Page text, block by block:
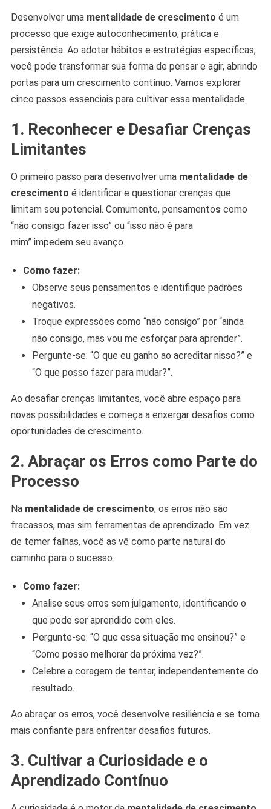
Desenvolver uma mentalidade de crescimento é um
processo que exige autoconhecimento, prática e
persistência. Ao adotar hábitos e estratégias específicas,
você pode transformar sua forma de pensar e agir, abrindo
portas para um crescimento contínuo. Vamos explorar
cinco passos essenciais para cultivar essa mentalidade.
1. Reconhecer e Desafiar Crenças
Limitantes
O primeiro passo para desenvolver uma mentalidade de
crescimento é identificar e questionar crenças que
limitam seu potencial. Comumente, pensamentoscomo
“não consigo fazer isso” ou “isso não é para
mim” impedem seu avanço.
Como fazer:
Observe seus pensamentos e identifique padrões
negativos.
Troque expressões como “não consigo” por “ainda
não consigo, mas vou me esforçar para aprender”.
Pergunte-se: “O que eu ganho ao acreditar nisso?” e
“O que posso fazer para mudar?”.
Ao desafiar crenças limitantes, você abre espaço para
novas possibilidades e começa a enxergar desafios como
oportunidades de crescimento.
2. Abraçar os Erros como Parte do
Processo
Na mentalidade de crescimento, os erros não são
fracassos, mas sim ferramentas de aprendizado. Em vez
de temer falhas, você as vê como parte natural do
caminho para o sucesso.
Como fazer:
Analise seus erros sem julgamento, identificando o
que pode ser aprendido com eles.
Pergunte-se: “O que essa situação me ensinou?” e
“Como posso melhorar da próxima vez?”.
Celebre a coragem de tentar, independentemente do
resultado.
Ao abraçar os erros, você desenvolve resiliência e se torna
mais confiante para enfrentar desafios futuros.
3. Cultivar a Curiosidade e o
Aprendizado Contínuo